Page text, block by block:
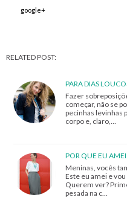
google+
RELATED POST:
PARA DIAS
Fazer
começar, não se
pecinhas levinhas
corpo e, claro,…
POR QUE EU
Meninas, vocês
Este eu amei e
Querem ver?
pesada na c…